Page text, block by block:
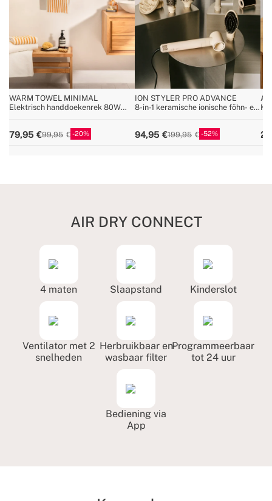
WARM TOWEL MINIMAL
Elektrisch handdoekenrek 80W
79,95 99,95 20
ION STYLER PRO ADVANCE
8-in-1 keramische ionische föhn- en
94,95 199,95 52
AIR DRY CONNECT
4 maten Slaapstand Kinderslot
Ventilator met 2
snelheden
Herbruikbaar en
wasbaar filter
Programmeerbaar
tot 24 uur
Bediening via
App